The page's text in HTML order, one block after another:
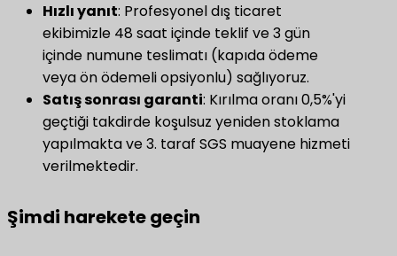
Hızlı yanıt​: Profesyonel dış ticaret
ekibimizle 48 saat içinde teklif ve 3 gün
içinde numune teslimatı (kapıda ödeme
veya ön ödemeli opsiyonlu) sağlıyoruz.
Satış sonrası garanti: Kırılma oranı 0,5%'yi
geçtiği takdirde koşulsuz yeniden stoklama
yapılmakta ve 3. taraf SGS muayene hizmeti
verilmektedir.
Şimdi harekete geçin